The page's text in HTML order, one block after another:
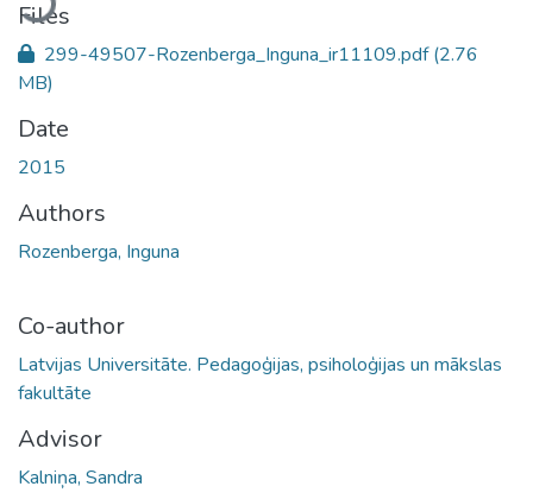
Files
299-49507-Rozenberga_Inguna_ir11109.pdf(2.76
MB)
Date
2015
Authors
Rozenberga, Inguna
Co-author
Latvijas Universitāte. Pedagoģijas, psiholoģijas un mākslas
fakultāte
Advisor
Kalniņa, Sandra